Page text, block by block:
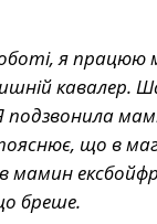
я працюю
кавалер.
подзвонила
що в
мамин
бреше.